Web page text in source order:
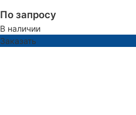
По запросу
В наличии
Заказать